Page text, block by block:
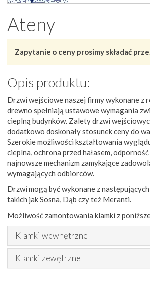
Ateny
Zapytanie o ceny prosimy składać
Opis produktu:
Drzwi wejściowe naszej firmy wykonane z
drewno spełniają ustawowe wymagania
cieplną budynków. Zalety drzwi
dodatkowo doskonały stosunek ceny do
Szerokie możliwości kształtowania
cieplna, ochrona przed hałasem, odporność
najnowsze mechanizm zamykające
wymagających odbiorców.
Drzwi mogą być wykonane z
takich jak Sosna, Dąb czy też Meranti.
Możliwość zamontowania klamki z
Klamki wewnętrzne
Klamki zewętrzne